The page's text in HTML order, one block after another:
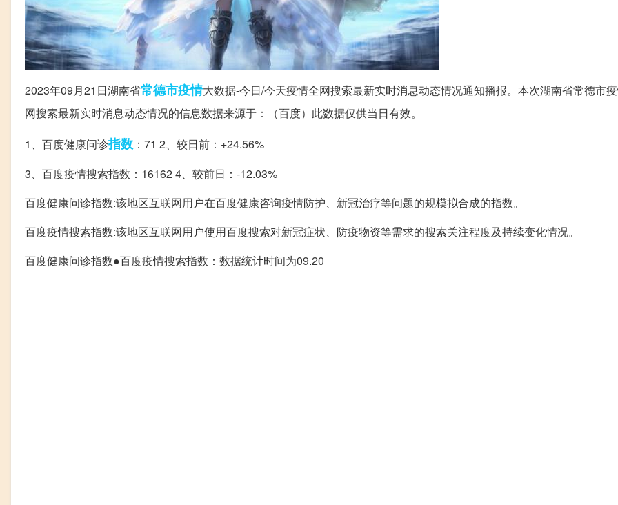
2023年09月21日湖南省常德市疫情大数据-今日/今天疫情全网搜索最新实时消息动态情况通知播报。本次湖南省常德市
网搜索最新实时消息动态情况的信息数据来源于：（百度）此数据仅供当日有效。
1、百度健康问诊指数 ：71 2、较日前：+24.56%
3、百度疫情搜索指数：16162 4、较前日：-12.03%
百度健康问诊指数:该地区互联网用户在百度健康咨询疫情防护、新冠治疗等问题的规模拟合成的指数。
百度疫情搜索指数:该地区互联网用户使用百度搜索对新冠症状、防疫物资等需求的搜索关注程度及持续变化情况。
百度健康问诊指数●百度疫情搜索指数：数据统计时间为09.20